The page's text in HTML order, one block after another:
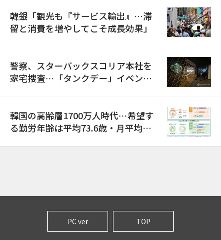
韓銀「観光も『サービス輸出』…滞
留と消費を増やしてこそ成長効果」
警察、スターバックスコリア本社を
家宅捜査…「タンクデー」イベント
韓国の高齢層1700万人時代…希望す
る勤労年齢は平均73.6歳・月平均賃
PC ver TOP